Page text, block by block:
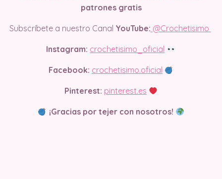
patrones gratis
Subscríbete a nuestro Canal YouTube: @Crochetisimo
Instagram: crochetisimo_oficial
Facebook: crochetisimo.oficial
Pinterest: pinterest.es
¡Gracias por tejer con nosotros!